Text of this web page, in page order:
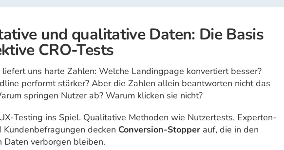
und qualitative Daten: Die Basis
CRO-Tests
liefert uns harte Zahlen: Welche Landingpage konvertiert besser?
performt stärker? Aber die Zahlen allein beantworten nicht das
springen Nutzer ab? Warum klicken sie nicht?
Testing ins Spiel. Qualitative Methoden wie Nutzertests, Experten-
Kundenbefragungen decken Conversion-Stopper auf, die in den
Daten verborgen bleiben.